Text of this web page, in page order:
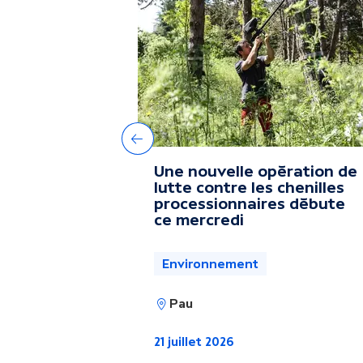
u
t
r
e
a
Précédent
Une nouvelle opération de
lutte contre les chenilles
processionnaires débute
ce mercredi
Environnement
Pau
21 juillet 2026